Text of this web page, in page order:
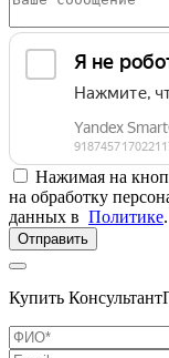
Нажимая на
на обработку
данных в Политике.
Отправить
Купить